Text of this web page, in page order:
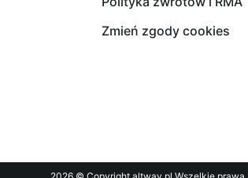
Zmień zgody cookies